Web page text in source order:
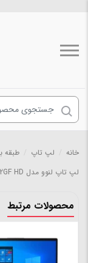
خانه لپ تاپ طبقه
لپ تاپ لنوو مدل Ideapad130 – IP130 i3 4GB 1TB 2GF HD
محصولات مرتبط